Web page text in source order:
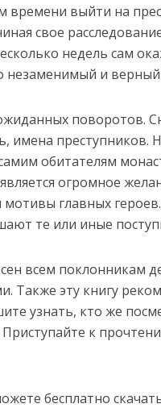
времени выйти на
свое
недель сам
незаменимый и
поворотов.
имена преступников.
обитателям
огромное
главных
те или иные
всем поклонникам
эту книгу
узнать, кто же
к
бесплатно